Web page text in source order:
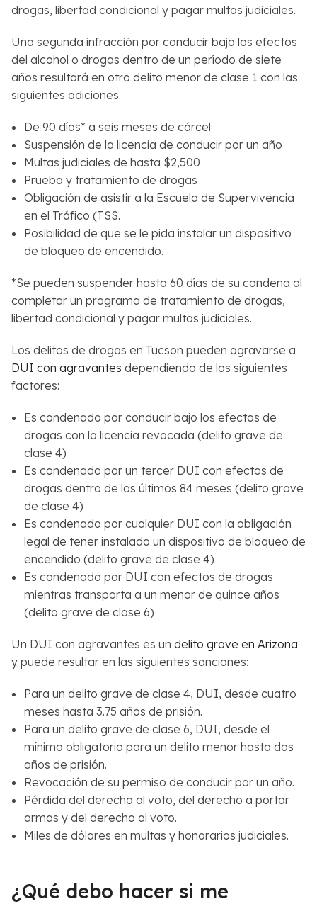
drogas, libertad condicional y pagar multas judiciales.
Una segunda infracción por conducir bajo los efectos
del alcohol o drogas dentro de un período de siete
años resultará en otro delito menor de clase 1 con las
siguientes adiciones:
De 90 días* a seis meses de cárcel
Suspensión de la licencia de conducir por un año
Multas judiciales de hasta $2,500
Prueba y tratamiento de drogas
Obligación de asistir a la Escuela de Supervivencia
en el Tráfico (TSS.
Posibilidad de que se le pida instalar un dispositivo
de bloqueo de encendido.
*Se pueden suspender hasta 60 días de su condena al
completar un programa de tratamiento de drogas,
libertad condicional y pagar multas judiciales.
Los delitos de drogas en Tucson pueden agravarse a
DUI con agravantes dependiendo de los siguientes
factores:
Es condenado por conducir bajo los efectos de
drogas con la licencia revocada (delito grave de
clase 4)
Es condenado por un tercer DUI con efectos de
drogas dentro de los últimos 84 meses (delito grave
de clase 4)
Es condenado por cualquier DUI con la obligación
legal de tener instalado un dispositivo de bloqueo de
encendido (delito grave de clase 4)
Es condenado por DUI con efectos de drogas
mientras transporta a un menor de quince años
(delito grave de clase 6)
Un DUI con agravantes es un delito grave en Arizona
y puede resultar en las siguientes sanciones:
Para un delito grave de clase 4, DUI, desde cuatro
meses hasta 3.75 años de prisión.
Para un delito grave de clase 6, DUI, desde el
mínimo obligatorio para un delito menor hasta dos
años de prisión.
Revocación de su permiso de conducir por un año.
Pérdida del derecho al voto, del derecho a portar
armas y del derecho al voto.
Miles de dólares en multas y honorarios judiciales.
¿Qué debo hacer si me